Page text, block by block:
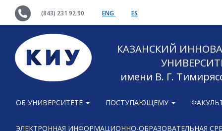
(843) 231 92 90 ENG ES
КАЗАНСКИЙ
имени В. Г.
ОБ УНИВЕРСИТЕТЕ ПОСТУПАЮЩЕМУ
ЭЛЕКТРОННАЯ ИНФОРМАЦИОННО-ОБРАЗОВАТЕЛЬНАЯ